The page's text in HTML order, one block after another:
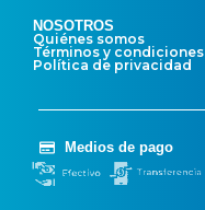
NOSOTROS
Quiénes somos
Términos y condiciones
Política de privacidad
Medios de pago